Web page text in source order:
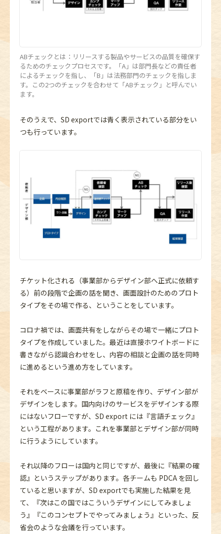
ABチェックとは：リリースする製品やサービスの品質を確保す
るためのチェックプロセスです。「A」は部門長などの責任者
によるチェックを指し、「B」は法務部門のチェックを指しま
す。この2つのチェックを合わせて「ABチェック」と呼んでい
ます。
そのうえで、SD exportでは青く表示されている部分をい
つも行っています。
チケット化される（事業部からデザイン部へ正式に依頼す
る）前の段階で企画の話を聞き、画面設計のためのプロト
タイプをその場で作る、ということをしています。
コロナ禍では、画面共有をしながらその場で一緒にプロト
タイプを作成していました。最近は直接ホワイトボードに
書きながら認識合わせをし、内容の相談と企画の話を同時
に進めるという進め方をしています。
それをベースに事業部がラフと原稿を作り、デザイン部が
デザインをします。国内向けのサービスをデザインする際
にはないフローですが、SD export には『言語チェック』
という工程があります。これを事業部とデザイン部が同時
に行うようにしています。
それ以降のフローは国内と同じですが、最後に『結果の確
認』というステップがあります。各チームも PDCA を回し
ていると思いますが、SD exportでも実施した結果を見
て、『次はこの国ではこういうデザインにしてみましょ
う』『このコンセプトでやってみましょう』といった、反
省会のような会議を行っています。